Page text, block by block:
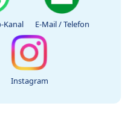
Kanal E-Mail / Telefon
Instagram